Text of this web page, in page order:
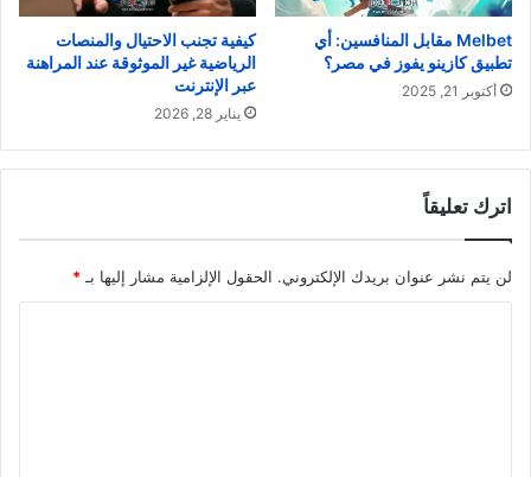
Melbet مقابل المنافسين: أي
تطبيق كازينو يفوز في مصر؟
أكتوبر 21, 2025
كيفية تجنب الاحتيال والمنصات
الرياضية غير الموثوقة عند المراهنة
عبر الإنترنت
يناير 28, 2026
اترك تعليقاً
لن يتم نشر عنوان بريدك الإلكتروني. الحقول الإلزامية مشار إليها بـ*